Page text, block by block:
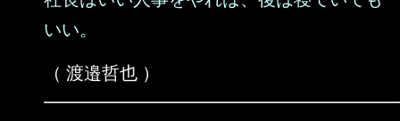
いい。
（ 渡邉哲也 ）